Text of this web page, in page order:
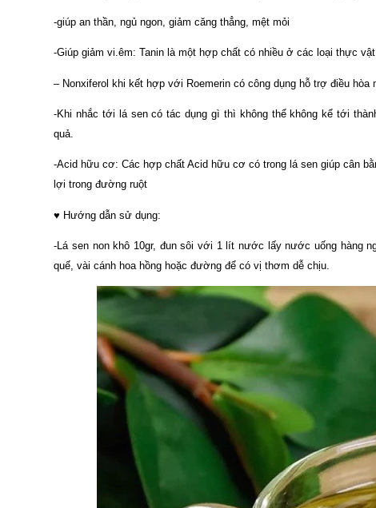
-giúp an thần, ngủ ngon, giảm căng thẳng, mệt mỏi
-Giúp giảm vi.êm: Tanin là một hợp chất có nhiều ở các loại thực
– Nonxiferol khi kết hợp với Roemerin có công dụng hỗ trợ điều
-Khi nhắc tới lá sen có tác dụng gì thì không thể không kể tới
quả.
-Acid hữu cơ: Các hợp chất Acid hữu cơ có trong lá sen giúp cân
lợi trong đường ruột
♥ Hướng dẫn sử dụng:
-Lá sen non khô 10gr, đun sôi với 1 lít nước lấy nước uống hàng
quế, vài cánh hoa hồng hoặc đường để có vị thơm dễ chịu.